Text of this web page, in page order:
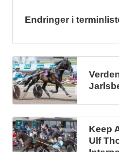
Endringer i
Keep
Ulf